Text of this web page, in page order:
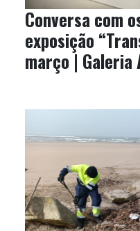
Conversa com
exposição
março |